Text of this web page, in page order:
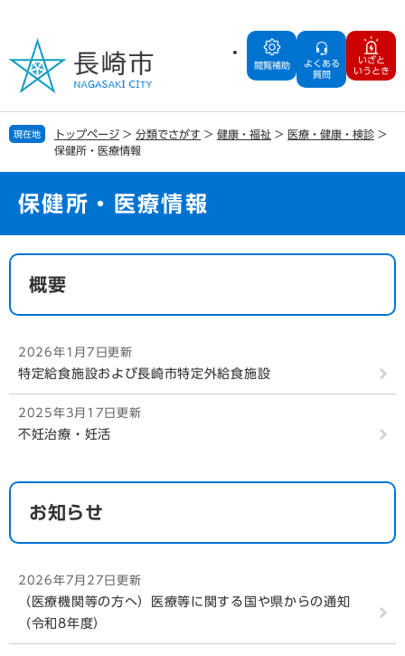
の
で
す
ー
ば
し
閲覧補助
よくある
質問
いざと
いうとき
現在地 トップページ > 分類でさがす > 健康・福祉 > 医療・健康・検診 >
保健所・医療情報
保健所・医療情報
本
概要
2026年1月7日更新
特定給食施設および長崎市特定外給食施設
2025年3月17日更新
不妊治療・妊活
お知らせ
2026年7月27日更新
（医療機関等の方へ）医療等に関する国や県からの通知
（令和8年度）